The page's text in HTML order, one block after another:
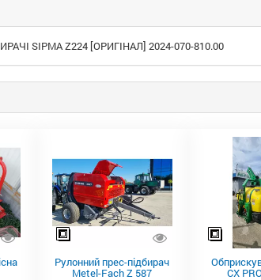
SIPMA Z224 [ОРИГІНАЛ] 2024-070-810.00
Рулонний прес-підбирач
Metel-Fach Z 587 CX